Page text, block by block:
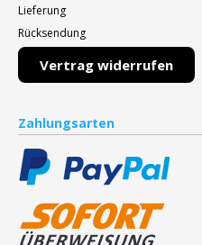
Lieferung
Rücksendung
Vertrag widerrufen
Zahlungsarten